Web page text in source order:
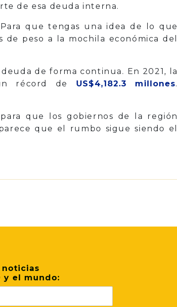
de esa deuda interna.
que tengas una idea de lo que
peso a la mochila económica del
de forma continua. En 2021, la
récord de US$4,182.3 millones.
que los gobiernos de la región
que el rumbo sigue siendo el
noticias
y el mundo: